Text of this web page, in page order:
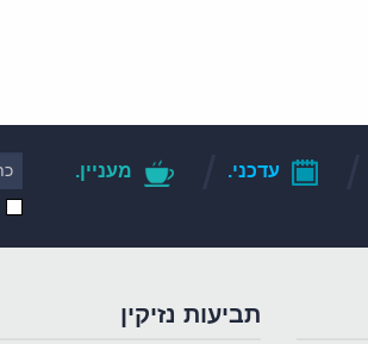
עדכני. מעניין.
תביעות נזיקין